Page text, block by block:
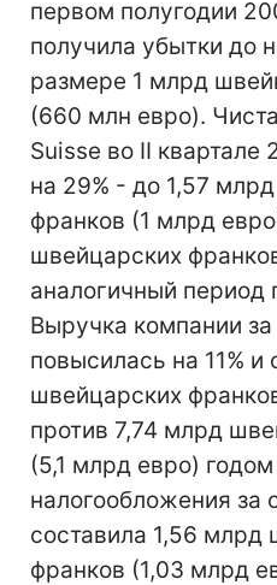
первом полугодии
получила убытки до
размере 1 млрд
(660 млн евро).
Suisse во II квартале
на 29% - до 1,57
франков (1 млрд
швейцарских
аналогичный период
Выручка компании за
повысилась на 11%
швейцарских
против 7,74 млрд
(5,1 млрд евро)
налогообложения за
составила 1,56 млрд
франков (1,03 млрд